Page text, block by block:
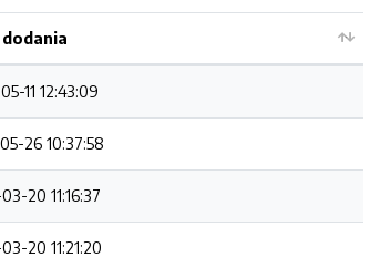
11 12:43:09
26 10:37:58
20 11:16:37
20 11:21:20